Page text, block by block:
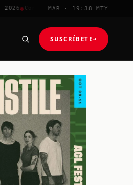
✱Corona Capital Coachella 2026
MAR · 19:38 MTY
SUSCRÍBETE→